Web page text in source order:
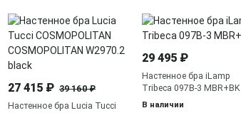
27 415 ₽ 39 160 ₽
Настенное бра Lucia Tucci
29 495 ₽
Настенное бра iLamp
Tribeca 097B-3 MBR+BK
В наличии